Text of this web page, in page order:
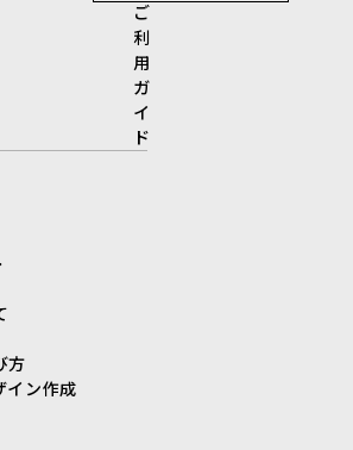
ご
利
用
ガ
イ
ド
方
イン作成